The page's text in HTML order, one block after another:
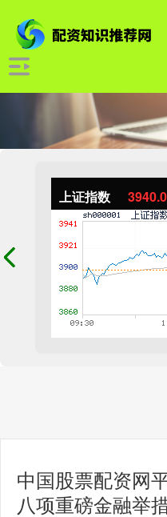
上证指数
中国股票配资网
八项重磅金融举